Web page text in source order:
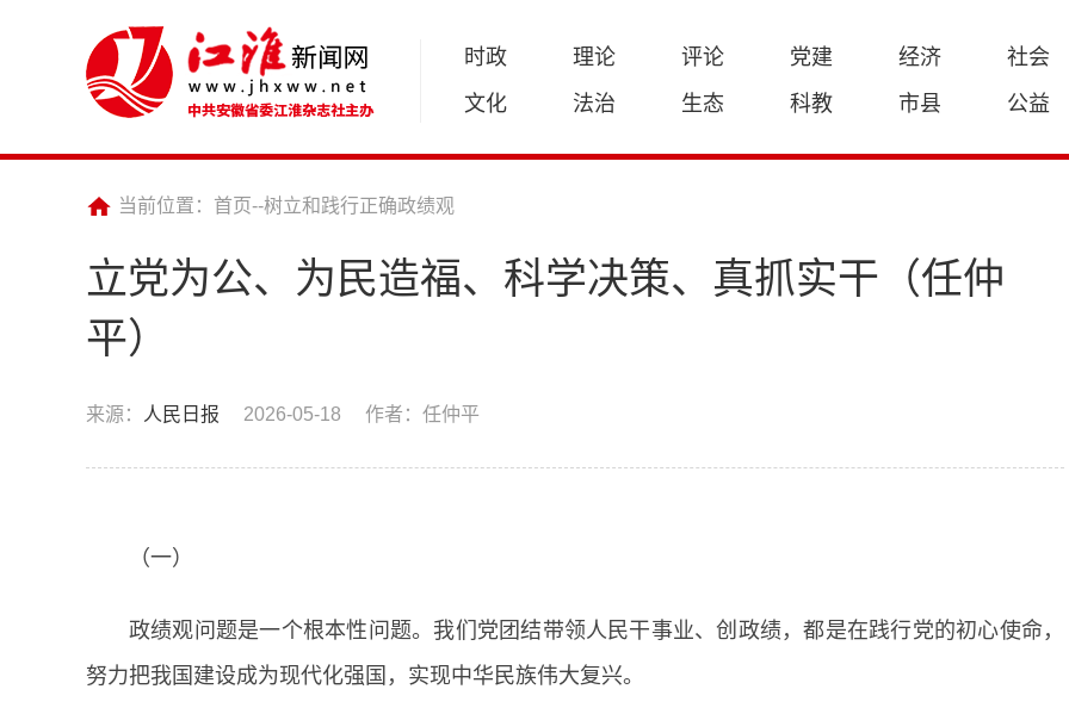
时政 理论 评论 党建 经济
社会
文化
法治 生态 科教 市县 公益
当前位置： 首页--树立和践行正确政绩观
立党为公、为民造福、科学决策、真抓实干（任仲
平）
来源： 人民日报 2026-05-18 作者：任仲平
（一）
政绩观问题是一个根本性问题。我们党团结带领人民干事业、创政绩，都是在践行党的初心使命，
努力把我国建设成为现代化强国，实现中华民族伟大复兴。